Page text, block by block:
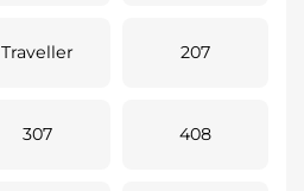
Traveller 207
307 408